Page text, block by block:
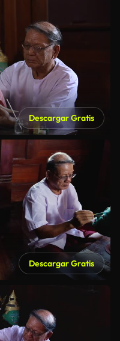
Descargar Gratis
Descargar Gratis